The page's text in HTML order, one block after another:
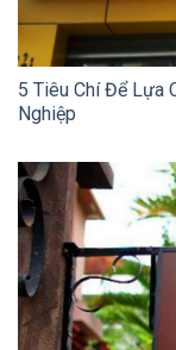
5 Tiêu Chí Để Lựa
Nghiệp